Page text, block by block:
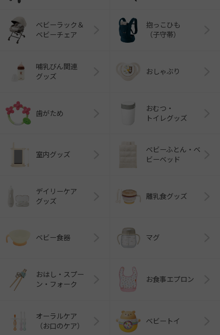
ベビーラック＆
ベビーチェア
抱っこひも
（子守帯）
哺乳びん関連
グッズ
おしゃぶり
歯がため
おむつ・
トイレグッズ
室内グッズ
ベビーふとん・ベ
ビーベッド
デイリーケア
グッズ
離乳食グッズ
ベビー食器 マグ
おはし・スプー
ン・フォーク
お食事エプロン
オーラルケア
（お口のケア）
ベビートイ